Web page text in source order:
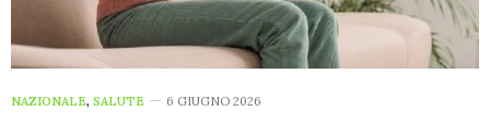
NAZIONALE, SALUTE 6 GIUGNO 2026